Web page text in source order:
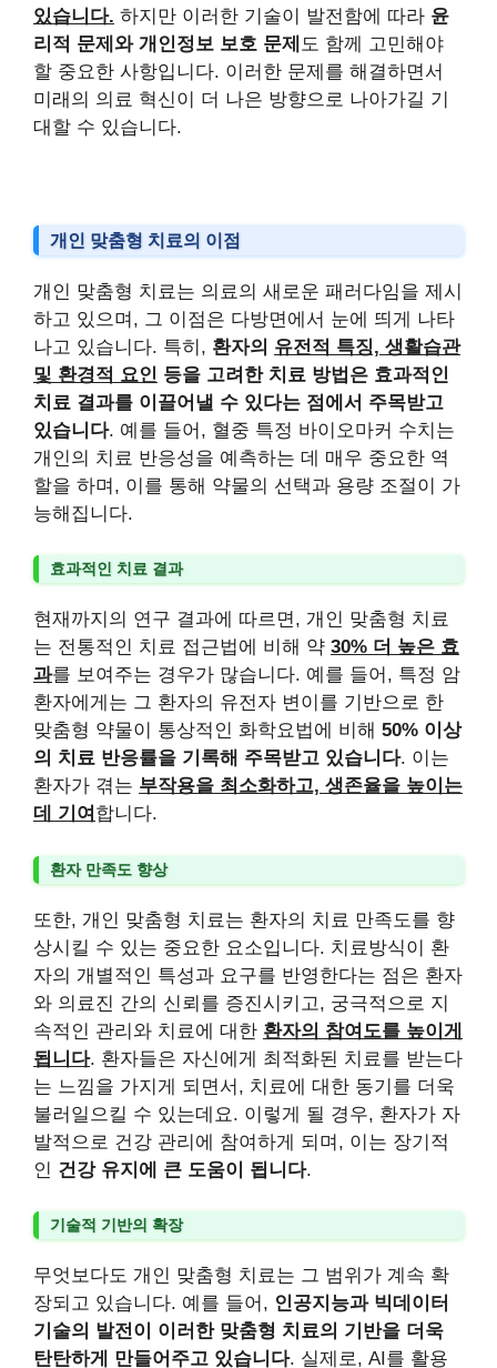
있습니다. 하지만 이러한 기술이 발전함에 따라 윤
리적 문제와 개인정보 보호 문제 도 함께 고민해야
할 중요한 사항입니다. 이러한 문제를 해결하면서
미래의 의료 혁신이 더 나은 방향으로 나아가길 기
대할 수 있습니다.
개인 맞춤형 치료의 이점
개인 맞춤형 치료는 의료의 새로운 패러다임을 제시
하고 있으며, 그 이점은 다방면에서 눈에 띄게 나타
나고 있습니다. 특히, 환자의 유전적 특징, 생활습관
및 환경적 요인 등을 고려한 치료 방법은 효과적인
치료 결과를 이끌어낼 수 있다는 점에서 주목받고
있습니다. 예를 들어, 혈중 특정 바이오마커 수치는
개인의 치료 반응성을 예측하는 데 매우 중요한 역
할을 하며, 이를 통해 약물의 선택과 용량 조절이 가
능해집니다.
효과적인 치료 결과
현재까지의 연구 결과에 따르면, 개인 맞춤형 치료
는 전통적인 치료 접근법에 비해 약 30% 더 높은 효
과를 보여주는 경우가 많습니다. 예를 들어, 특정 암
환자에게는 그 환자의 유전자 변이를 기반으로 한
맞춤형 약물이 통상적인 화학요법에 비해 50% 이상
의 치료 반응률을 기록해 주목받고 있습니다. 이는
환자가 겪는 부작용을 최소화하고, 생존율을 높이는
데 기여 합니다.
환자 만족도 향상
또한, 개인 맞춤형 치료는 환자의 치료 만족도를 향
상시킬 수 있는 중요한 요소입니다. 치료방식이 환
자의 개별적인 특성과 요구를 반영한다는 점은 환자
와 의료진 간의 신뢰를 증진시키고, 궁극적으로 지
속적인 관리와 치료에 대한 환자의 참여도를 높이게
됩니다. 환자들은 자신에게 최적화된 치료를 받는다
는 느낌을 가지게 되면서, 치료에 대한 동기를 더욱
불러일으킬 수 있는데요. 이렇게 될 경우, 환자가 자
발적으로 건강 관리에 참여하게 되며, 이는 장기적
인 건강 유지에 큰 도움이 됩니다.
기술적 기반의 확장
무엇보다도 개인 맞춤형 치료는 그 범위가 계속 확
장되고 있습니다. 예를 들어, 인공지능과 빅데이터
기술의 발전이 이러한 맞춤형 치료의 기반을 더욱
탄탄하게 만들어주고 있습니다. 실제로, AI를 활용